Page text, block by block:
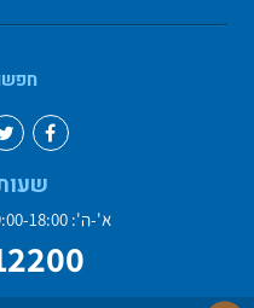
א'-ה': 09:00-18:00, שישי: 09:00-13:00